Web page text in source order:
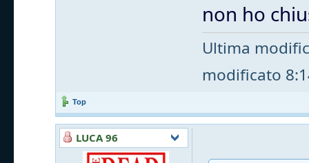
non ho
Ultima
modificato
Top
LUCA 96